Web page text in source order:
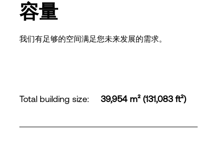
容量
我们有足够的空间满足您未来发展的需求。
Total building size: 39,954 m² (131,083 ft²)